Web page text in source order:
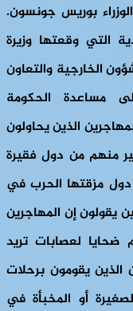
بوريس جونسون.
التي وقعتها وزيرة
الخارجية والتعاون
مساعدة الحكومة
الذين يحاولون
منهم من دول فقيرة
دول مزقتها الحرب في
يقولون إن المهاجرين
لعصابات تريد
الذين يقومون برحلات
أو المخبأة في